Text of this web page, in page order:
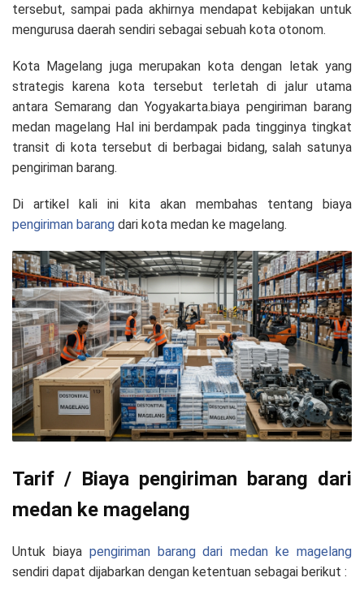
tersebut, sampai pada akhirnya mendapat kebijakan untuk
mengurusa daerah sendiri sebagai sebuah kota otonom.
Kota Magelang juga merupakan kota dengan letak yang
strategis karena kota tersebut terletah di jalur utama
antara Semarang dan Yogyakarta.biaya pengiriman barang
medan magelang Hal ini berdampak pada tingginya tingkat
transit di kota tersebut di berbagai bidang, salah satunya
pengiriman barang.
Di artikel kali ini kita akan membahas tentang biaya
pengiriman barang dari kota medan ke magelang.
Tarif / Biaya pengiriman barang dari
medan ke magelang
Untuk biaya pengiriman barang dari medan ke magelang
sendiri dapat dijabarkan dengan ketentuan sebagai berikut :